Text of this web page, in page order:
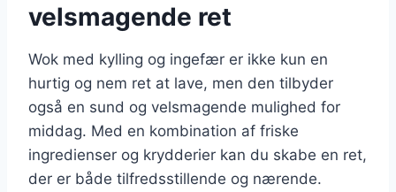
velsmagende ret
Wok med kylling og ingefær er ikke kun en
hurtig og nem ret at lave, men den tilbyder
også en sund og velsmagende mulighed for
middag. Med en kombination af friske
ingredienser og krydderier kan du skabe en ret,
der er både tilfredsstillende og nærende.